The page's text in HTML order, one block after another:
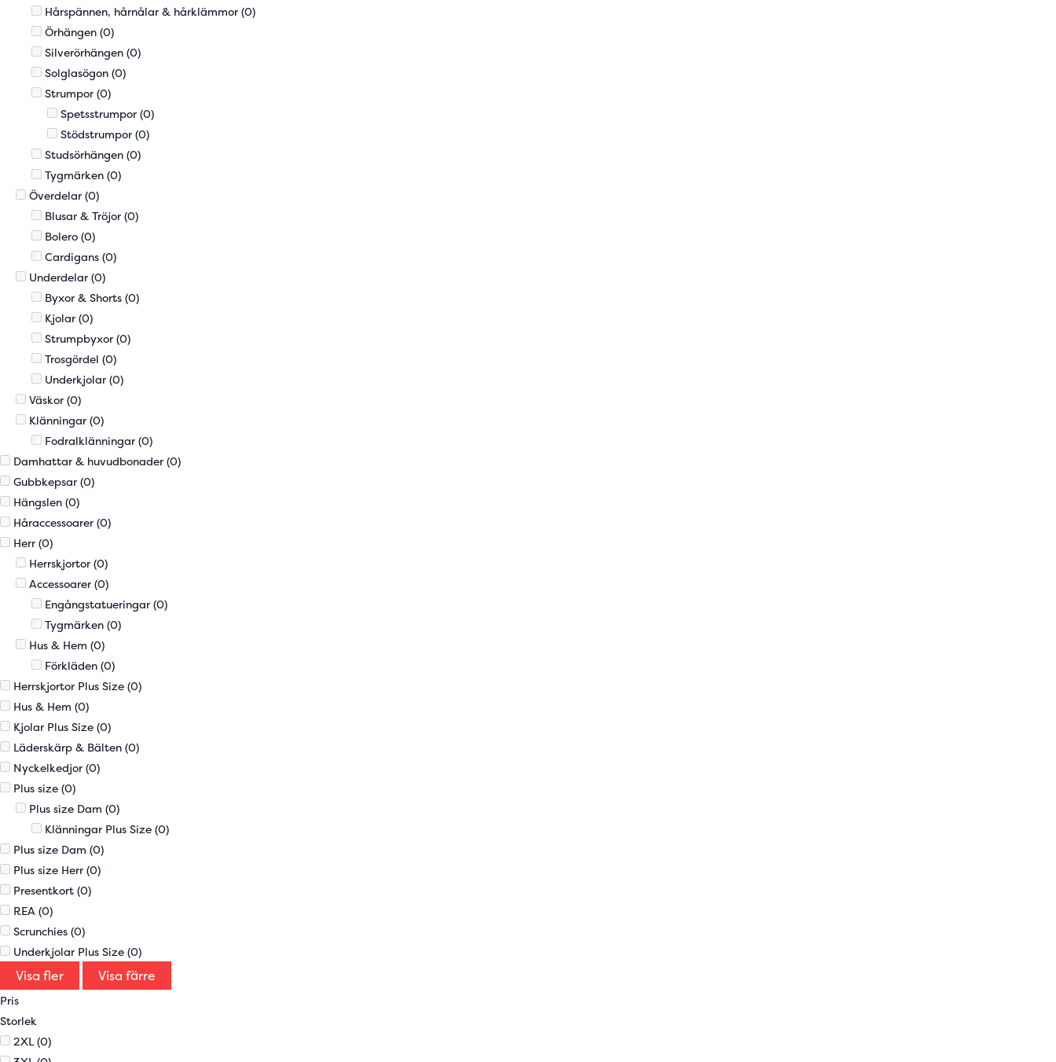
Hårspännen, hårnålar & hårklämmor (0)
Örhängen (0)
Silverörhängen (0)
Solglasögon (0)
Strumpor (0)
Spetsstrumpor (0)
Stödstrumpor (0)
Studsörhängen (0)
Tygmärken (0)
Överdelar (0)
Blusar & Tröjor (0)
Bolero (0)
Cardigans (0)
Underdelar (0)
Byxor & Shorts (0)
Kjolar (0)
Strumpbyxor (0)
Trosgördel (0)
Underkjolar (0)
Väskor (0)
Klänningar (0)
Fodralklänningar (0)
Damhattar & huvudbonader (0)
Gubbkepsar (0)
Hängslen (0)
Håraccessoarer (0)
Herr (0)
Herrskjortor (0)
Accessoarer (0)
Engångstatueringar (0)
Tygmärken (0)
Hus & Hem (0)
Förkläden (0)
Herrskjortor Plus Size (0)
Hus & Hem (0)
Kjolar Plus Size (0)
Läderskärp & Bälten (0)
Nyckelkedjor (0)
Plus size (0)
Plus size Dam (0)
Klänningar Plus Size (0)
Plus size Dam (0)
Plus size Herr (0)
Presentkort (0)
REA (0)
Scrunchies (0)
Underkjolar Plus Size (0)
Visa fler Visa färre
Pris
Storlek
2XL (0)